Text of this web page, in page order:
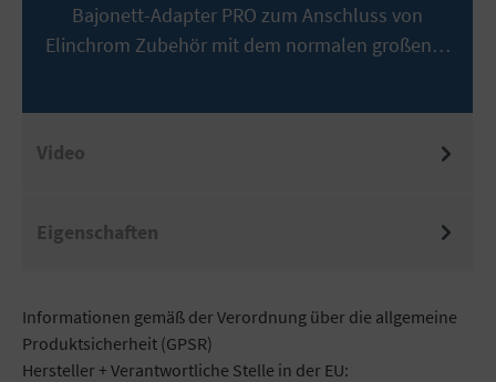
Bajonett-Adapter PRO zum Anschluss von
Elinchrom Zubehör mit dem normalen großen…
Video
Eigenschaften
Informationen gemäß der Verordnung über die allgemeine
Produktsicherheit (GPSR)
Hersteller + Verantwortliche Stelle in der EU: